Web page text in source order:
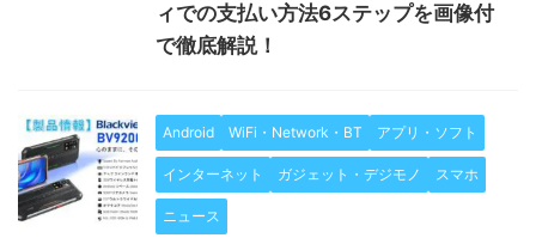
ィでの支払い方法6ステップを画像付
で徹底解説！
Android WiFi・Network・BT アプリ・ソフト
インターネット ガジェット・デジモノ スマホ
ニュース